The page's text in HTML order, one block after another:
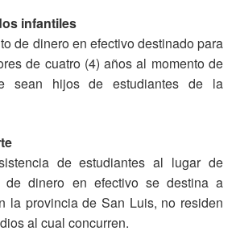
infantiles
de dinero en efectivo destinado para
de cuatro (4) años al momento de
sean hijos de estudiantes de la
de estudiantes al lugar de
de dinero en efectivo se destina a
la provincia de San Luis, no residen
al cual concurren.